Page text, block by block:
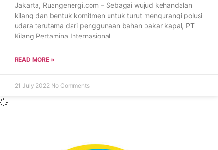
Jakarta, Ruangenergi.com – Sebagai wujud kehandalan
kilang dan bentuk komitmen untuk turut mengurangi polusi
udara terutama dari penggunaan bahan bakar kapal, PT
Kilang Pertamina Internasional
READ MORE »
21 July 2022 No Comments